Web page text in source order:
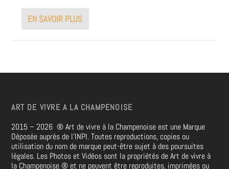
EN SAVOIR PLUS
ART DE VIVRE A LA CHAMPENOISE
2015 – 2026®Art de vivre à la Champenoise est une Marque
Déposée auprès de l’INPI. Toutes reproductions, copies ou
utilisation du nom de marque peut-être sujet à des poursuites
légales. Les Photos et Vidéos sont la propriétés de Art de vivre à
la Champenoise® et ne peuvent être reproduites, imprimées ou